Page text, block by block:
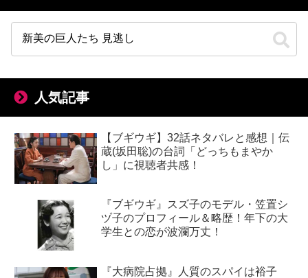
人気記事
【ブギウギ】32話ネタバレと感想｜伝
蔵(坂田聡)の台詞「どっちもまやか
し」に視聴者共感！
『ブギウギ』スズ子のモデル・笠置シ
ヅ子のプロフィール＆略歴！年下の大
学生との恋が波瀾万丈！
『大病院占拠』人質のスパイは裕子